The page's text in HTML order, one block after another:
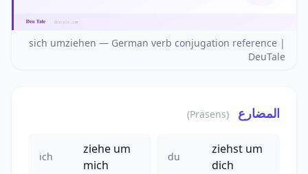
sich umziehen — German verb conjugation reference |
DeuTale
المضارع (Präsens)
ich
ziehe um
mich
du
ziehst um
dich